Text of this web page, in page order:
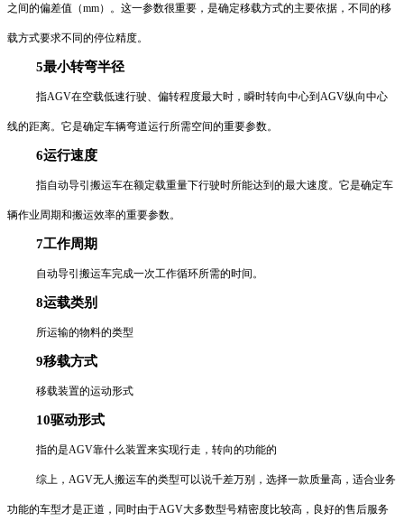
之间的偏差值（mm）。这一参数很重要，是确定移载方式的主要依据，不同的移
载方式要求不同的停位精度。
5最小转弯半径
指AGV在空载低速行驶、偏转程度最大时，瞬时转向中心到AGV纵向中心
线的距离。它是确定车辆弯道运行所需空间的重要参数。
6运行速度
指自动导引搬运车在额定载重量下行驶时所能达到的最大速度。它是确定车
辆作业周期和搬运效率的重要参数。
7工作周期
自动导引搬运车完成一次工作循环所需的时间。
8运载类别
所运输的物料的类型
9移载方式
移载装置的运动形式
10驱动形式
指的是AGV靠什么装置来实现行走，转向的功能的
综上，AGV无人搬运车的类型可以说千差万别，选择一款质量高，适合业务
功能的车型才是正道，同时由于AGV大多数型号精密度比较高，良好的售后服务